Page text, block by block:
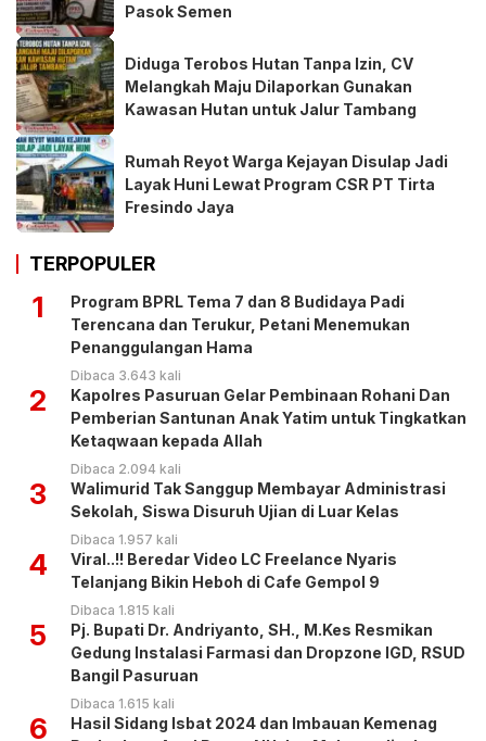
Pasok Semen
Diduga Terobos Hutan Tanpa Izin, CV
Melangkah Maju Dilaporkan Gunakan
Kawasan Hutan untuk Jalur Tambang
Rumah Reyot Warga Kejayan Disulap Jadi
Layak Huni Lewat Program CSR PT Tirta
Fresindo Jaya
TERPOPULER
1
Program BPRL Tema 7 dan 8 Budidaya Padi
Terencana dan Terukur, Petani Menemukan
Penanggulangan Hama
Dibaca 3.643 kali
2
Kapolres Pasuruan Gelar Pembinaan Rohani Dan
Pemberian Santunan Anak Yatim untuk Tingkatkan
Ketaqwaan kepada Allah
Dibaca 2.094 kali
3
Walimurid Tak Sanggup Membayar Administrasi
Sekolah, Siswa Disuruh Ujian di Luar Kelas
Dibaca 1.957 kali
4
Viral..!! Beredar Video LC Freelance Nyaris
Telanjang Bikin Heboh di Cafe Gempol 9
Dibaca 1.815 kali
5
Pj. Bupati Dr. Andriyanto, SH., M.Kes Resmikan
Gedung Instalasi Farmasi dan Dropzone IGD, RSUD
Bangil Pasuruan
Dibaca 1.615 kali
6
Hasil Sidang Isbat 2024 dan Imbauan Kemenag